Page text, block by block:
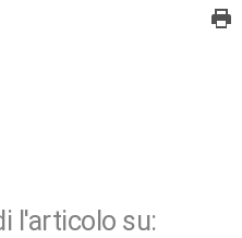
l'articolo su: